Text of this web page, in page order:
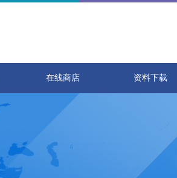
在线商店 资料下载